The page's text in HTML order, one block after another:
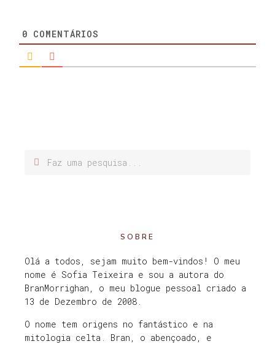
0 COMENTÁRIOS
SOBRE
Olá a todos, sejam muito bem-vindos! O meu
nome é Sofia Teixeira e sou a autora do
BranMorrighan, o meu blogue pessoal criado a
13 de Dezembro de 2008.
O nome tem origens no fantástico e na
mitologia celta. Bran, o abençoado, e